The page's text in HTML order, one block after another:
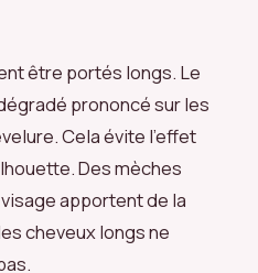
être portés longs. Le
prononcé sur les
Cela évite l’effet
Des mèches
apportent de la
cheveux longs ne